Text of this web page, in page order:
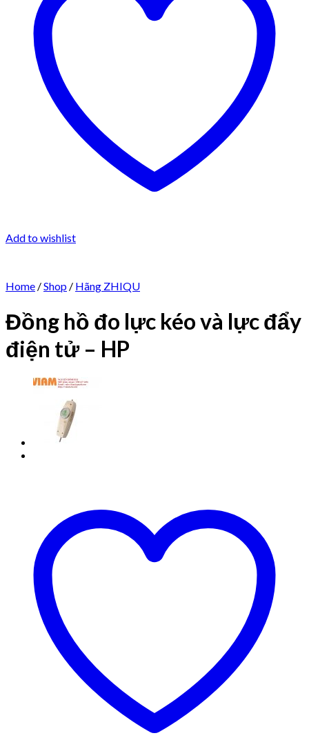
Add to wishlist
Home /Shop / Hãng ZHIQU
Đồng hồ đo lực kéo và lực đẩy
điện tử – HP